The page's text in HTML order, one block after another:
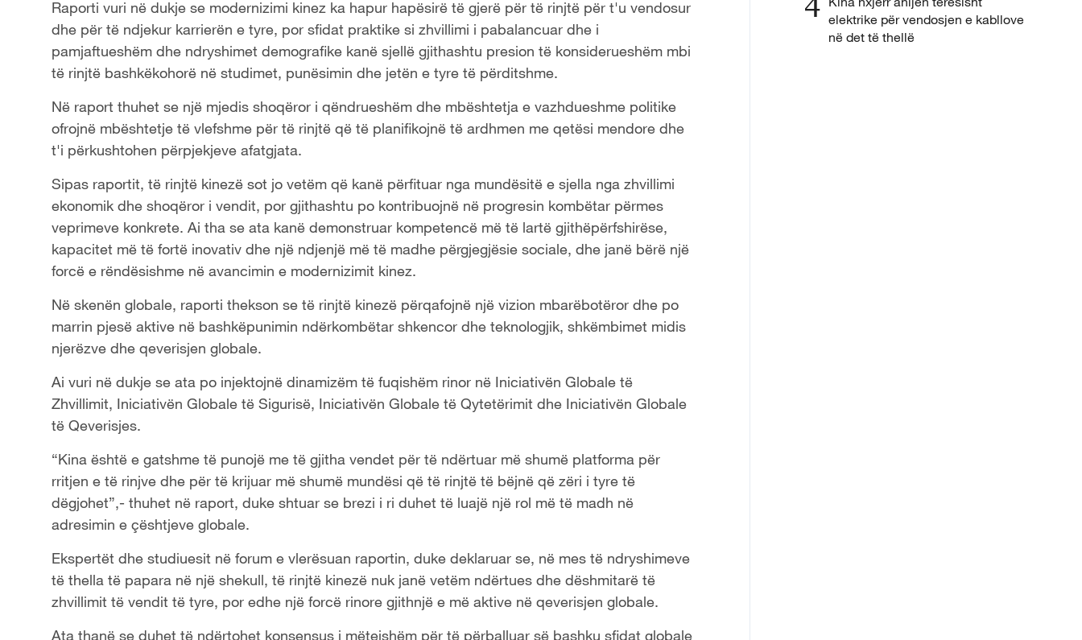
Raporti vuri në dukje se modernizimi kinez ka hapur hapësirë ​​të gjerë për të rinjtë për t'u vendosur
dhe për të ndjekur karrierën e tyre, por sfidat praktike si zhvillimi i pabalancuar dhe i
pamjaftueshëm dhe ndryshimet demografike kanë sjellë gjithashtu presion të konsiderueshëm mbi
të rinjtë bashkëkohorë në studimet, punësimin dhe jetën e tyre të përditshme.
Në raport thuhet se një mjedis shoqëror i qëndrueshëm dhe mbështetja e vazhdueshme politike
ofrojnë mbështetje të vlefshme për të rinjtë që të planifikojnë të ardhmen me qetësi mendore dhe
t'i përkushtohen përpjekjeve afatgjata.
Sipas raportit, të rinjtë kinezë sot jo vetëm që kanë përfituar nga mundësitë e sjella nga zhvillimi
ekonomik dhe shoqëror i vendit, por gjithashtu po kontribuojnë në progresin kombëtar përmes
veprimeve konkrete. Ai tha se ata kanë demonstruar kompetencë më të lartë gjithëpërfshirëse,
kapacitet më të fortë inovativ dhe një ndjenjë më të madhe përgjegjësie sociale, dhe janë bërë një
forcë e rëndësishme në avancimin e modernizimit kinez.
Në skenën globale, raporti thekson se të rinjtë kinezë përqafojnë një vizion mbarëbotëror dhe po
marrin pjesë aktive në bashkëpunimin ndërkombëtar shkencor dhe teknologjik, shkëmbimet midis
njerëzve dhe qeverisjen globale.
Ai vuri në dukje se ata po injektojnë dinamizëm të fuqishëm rinor në Iniciativën Globale të
Zhvillimit, Iniciativën Globale të Sigurisë, Iniciativën Globale të Qytetërimit dhe Iniciativën Globale
të Qeverisjes.
“Kina është e gatshme të punojë me të gjitha vendet për të ndërtuar më shumë platforma për
rritjen e të rinjve dhe për të krijuar më shumë mundësi që të rinjtë të bëjnë që zëri i tyre të
dëgjohet”,- thuhet në raport, duke shtuar se brezi i ri duhet të luajë një rol më të madh në
adresimin e çështjeve globale.
Ekspertët dhe studiuesit në forum e vlerësuan raportin, duke deklaruar se, në mes të ndryshimeve
të thella të papara në një shekull, të rinjtë kinezë nuk janë vetëm ndërtues dhe dëshmitarë të
zhvillimit të vendit të tyre, por edhe një forcë rinore gjithnjë e më aktive në qeverisjen globale.
Ata thanë se duhet të ndërtohet konsensus i mëtejshëm për të përballuar së bashku sfidat globale
elektrike për vendosjen e kabllove
në det të thellë